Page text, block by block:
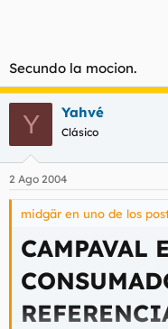
De: CAMPAVAL
Para: midgär
Publicado: 02/08/2004
Asunto: maricon
que te mueras
estoy
calle. ayudadme.
Secundo la mocion.
Y Yahvé
Clásico
2 Ago 2004
midgär en uno de los
CAMPAVAL